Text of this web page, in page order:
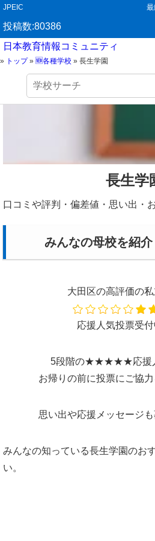
JPEIC
投稿数:80386
日本教育情報コミュニティ
» トップ» 🆕各種学校 » 長生学園
検
長生学
口コミや評判・偏差値・思い出・
みんなの母校を紹
大田区の高評価の
応援人気投票受付
5段階の★★★★★応援
お帰りの前に投票にご協力
思い出や応援メッセージも
みんなの知っている長生学園のお
い。